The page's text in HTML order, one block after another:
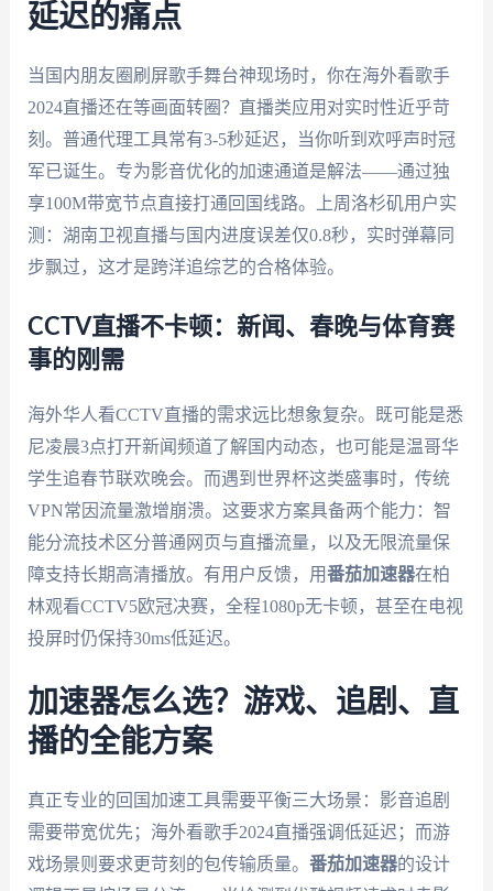
延迟的痛点
当国内朋友圈刷屏歌手舞台神现场时，你在海外看歌手
2024直播还在等画面转圈？直播类应用对实时性近乎苛
刻。普通代理工具常有3-5秒延迟，当你听到欢呼声时冠
军已诞生。专为影音优化的加速通道是解法——通过独
享100M带宽节点直接打通回国线路。上周洛杉矶用户实
测：湖南卫视直播与国内进度误差仅0.8秒，实时弹幕同
步飘过，这才是跨洋追综艺的合格体验。
CCTV直播不卡顿：新闻、春晚与体育赛
事的刚需
海外华人看CCTV直播的需求远比想象复杂。既可能是悉
尼凌晨3点打开新闻频道了解国内动态，也可能是温哥华
学生追春节联欢晚会。而遇到世界杯这类盛事时，传统
VPN常因流量激增崩溃。这要求方案具备两个能力：智
能分流技术区分普通网页与直播流量，以及无限流量保
障支持长期高清播放。有用户反馈，用番茄加速器在柏
林观看CCTV5欧冠决赛，全程1080p无卡顿，甚至在电视
投屏时仍保持30ms低延迟。
加速器怎么选？游戏、追剧、直
播的全能方案
真正专业的回国加速工具需要平衡三大场景：影音追剧
需要带宽优先；海外看歌手2024直播强调低延迟；而游
戏场景则要求更苛刻的包传输质量。 番茄加速器的设计